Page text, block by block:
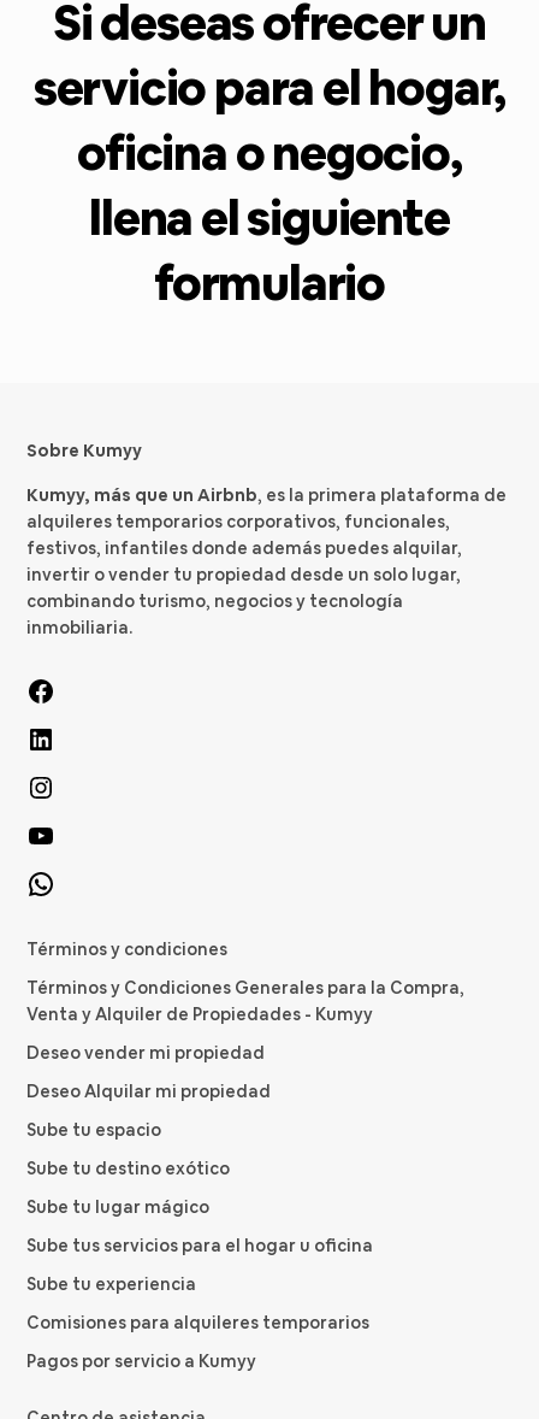
Si deseas ofrecer un
servicio para el hogar,
oficina o negocio,
llena el siguiente
formulario
Sobre Kumyy
Kumyy, más que un Airbnb, es la primera plataforma de
alquileres temporarios corporativos, funcionales,
festivos, infantiles donde además puedes alquilar,
invertir o vender tu propiedad desde un solo lugar,
combinando turismo, negocios y tecnología
inmobiliaria.
Términos y condiciones
Términos y Condiciones Generales para la Compra,
Venta y Alquiler de Propiedades - Kumyy
Deseo vender mi propiedad
Deseo Alquilar mi propiedad
Sube tu espacio
Sube tu destino exótico
Sube tu lugar mágico
Sube tus servicios para el hogar u oficina
Sube tu experiencia
Comisiones para alquileres temporarios
Pagos por servicio a Kumyy